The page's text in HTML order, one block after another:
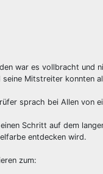
war es vollbracht und
Mitstreiter konnten
sprach bei Allen von
Schritt auf dem
entdecken wird.
zum: